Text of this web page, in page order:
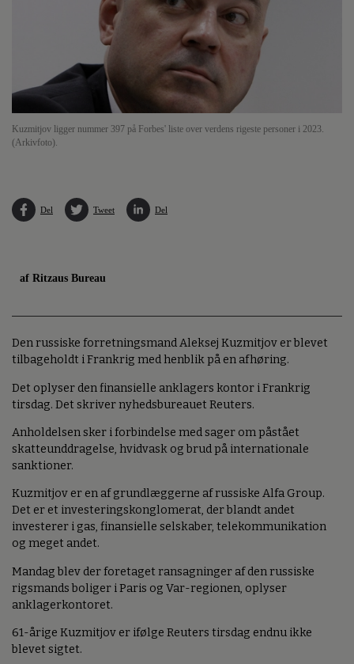
Kuzmitjov ligger nummer 397 på Forbes' liste over verdens rigeste personer i 2023.
(Arkivfoto).
Del Tweet Del
af Ritzaus Bureau
Den russiske forretningsmand Aleksej Kuzmitjov er blevet
tilbageholdt i Frankrig med henblik på en afhøring.
Det oplyser den finansielle anklagers kontor i Frankrig
tirsdag. Det skriver nyhedsbureauet Reuters.
Anholdelsen sker i forbindelse med sager om påstået
skatteunddragelse, hvidvask og brud på internationale
sanktioner.
Kuzmitjov er en af grundlæggerne af russiske Alfa Group.
Det er et investeringskonglomerat, der blandt andet
investerer i gas, finansielle selskaber, telekommunikation
og meget andet.
Mandag blev der foretaget ransagninger af den russiske
rigsmands boliger i Paris og Var-regionen, oplyser
anklagerkontoret.
61-årige Kuzmitjov er ifølge Reuters tirsdag endnu ikke
blevet sigtet.